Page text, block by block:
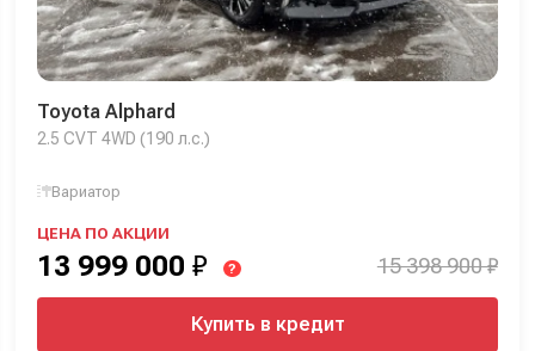
Toyota Alphard
2.5 CVT 4WD (190 л.с.)
Вариатор
ЦЕНА ПО АКЦИИ
13 999 000 ₽ ? 15 398 900 ₽
Купить в кредит